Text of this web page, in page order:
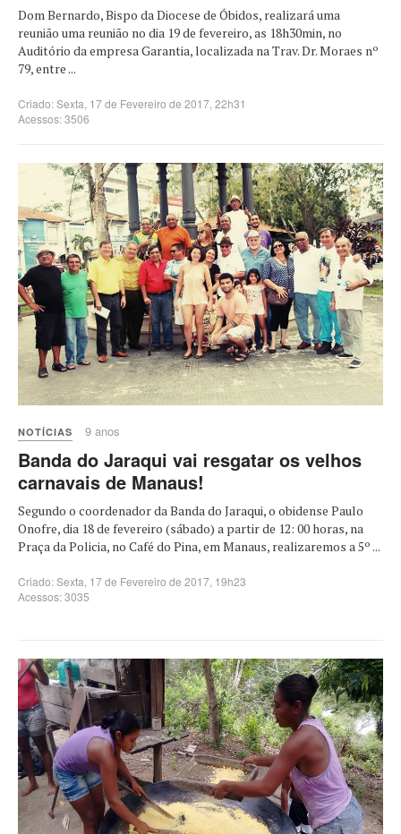
Dom Bernardo, Bispo da Diocese de Óbidos, realizará uma
reunião uma reunião no dia 19 de fevereiro, as 18h30min, no
Auditório da empresa Garantia, localizada na Trav. Dr. Moraes nº
79, entre ...
Criado: Sexta, 17 de Fevereiro de 2017, 22h31
Acessos: 3506
NOTÍCIAS 9 anos
Banda do Jaraqui vai resgatar os velhos
carnavais de Manaus!
Segundo o coordenador da Banda do Jaraqui, o obidense Paulo
Onofre, dia 18 de fevereiro (sábado) a partir de 12: 00 horas, na
Praça da Policia, no Café do Pina, em Manaus, realizaremos a 5º ...
Criado: Sexta, 17 de Fevereiro de 2017, 19h23
Acessos: 3035